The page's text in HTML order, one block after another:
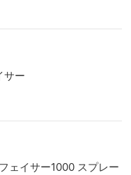
サー
ェイサー1000 スプレー